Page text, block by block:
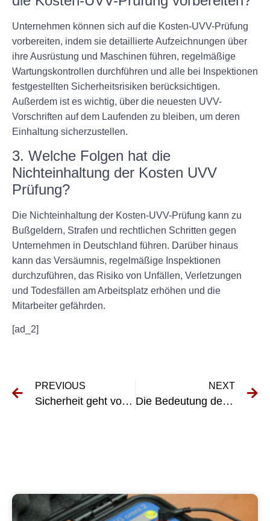
Unternehmen können sich auf die Kosten-UVV-Prüfung
vorbereiten, indem sie detaillierte Aufzeichnungen über
ihre Ausrüstung und Maschinen führen, regelmäßige
Wartungskontrollen durchführen und alle bei Inspektionen
festgestellten Sicherheitsrisiken berücksichtigen.
Außerdem ist es wichtig, über die neuesten UVV-
Vorschriften auf dem Laufenden zu bleiben, um deren
Einhaltung sicherzustellen.
3. Welche Folgen hat die
Nichteinhaltung der Kosten UVV
Prüfung?
Die Nichteinhaltung der Kosten-UVV-Prüfung kann zu
Bußgeldern, Strafen und rechtlichen Schritten gegen
Unternehmen in Deutschland führen. Darüber hinaus
kann das Versäumnis, regelmäßige Inspektionen
durchzuführen, das Risiko von Unfällen, Verletzungen
und Todesfällen am Arbeitsplatz erhöhen und die
Mitarbeiter gefährden.
[ad_2]
PREVIOUS
Sicherheit geht vor: Warum regelmäßige Prüfungen elektrischer Anlagen unverzichtbar sind für Reiseführerdienste
NEXT
Die Bedeutung der Prüfung Elektrischer Anlagen: Gewährleistung von Sicherheit und Compliance